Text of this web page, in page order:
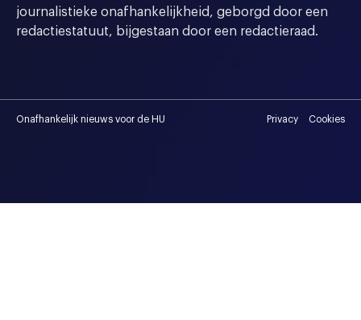
journalistieke onafhankelijkheid, geborgd door een
redactiestatuut, bijgestaan door een redactieraad.
Onafhankelijk nieuws voor de HU Privacy Cookies